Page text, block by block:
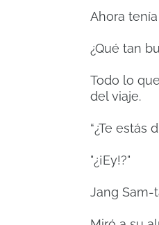
Ahora
¿Qué tan
Todo lo
del viaje.
“¿Te estás
"¿¡Ey!?"
Jang Sam-